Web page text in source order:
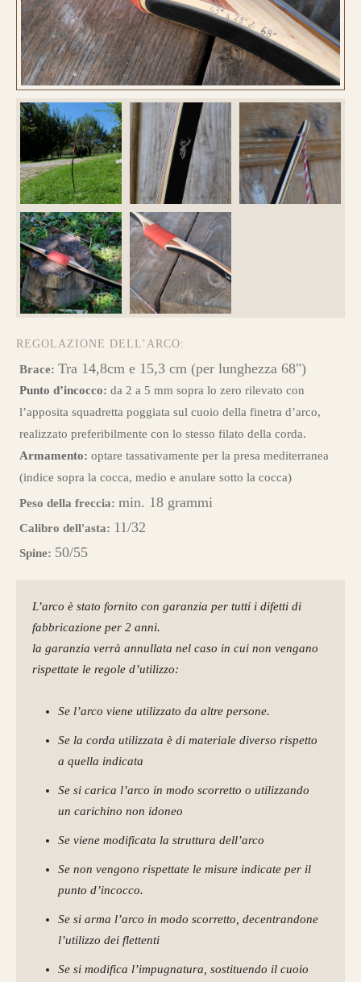
REGOLAZIONE DELL’ARCO:
Brace: Tra 14,8cm e 15,3 cm (per lunghezza 68")
Punto d’incocco: da 2 a 5 mm sopra lo zero rilevato con
l’apposita squadretta poggiata sul cuoio della finetra d’arco,
realizzato preferibilmente con lo stesso filato della corda.
Armamento: optare tassativamente per la presa mediterranea
(indice sopra la cocca, medio e anulare sotto la cocca)
Peso della freccia: min. 18 grammi
Calibro dell'asta: 11/32
Spine: 50/55
L’arco è stato fornito con garanzia per tutti i difetti di
fabbricazione per 2 anni.
la garanzia verrà annullata nel caso in cui non vengano
rispettate le regole d’utilizzo:
Se l’arco viene utilizzato da altre persone.
Se la corda utilizzata è di materiale diverso rispetto
a quella indicata
Se si carica l’arco in modo scorretto o utilizzando
un carichino non idoneo
Se viene modificata la struttura dell’arco
Se non vengono rispettate le misure indicate per il
punto d’incocco.
Se si arma l’arco in modo scorretto, decentrandone
l’utilizzo dei flettenti
Se si modifica l’impugnatura, sostituendo il cuoio